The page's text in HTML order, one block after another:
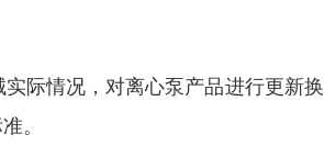
际情况，对离心泵产品进行更新
。